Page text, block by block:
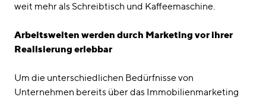
weit mehr als Schreibtisch und Kaffeemaschine.
Arbeitswelten werden durch Marketing vor ihrer
Realisierung erlebbar
Um die unterschiedlichen Bedürfnisse von
Unternehmen bereits über das Immobilienmarketing